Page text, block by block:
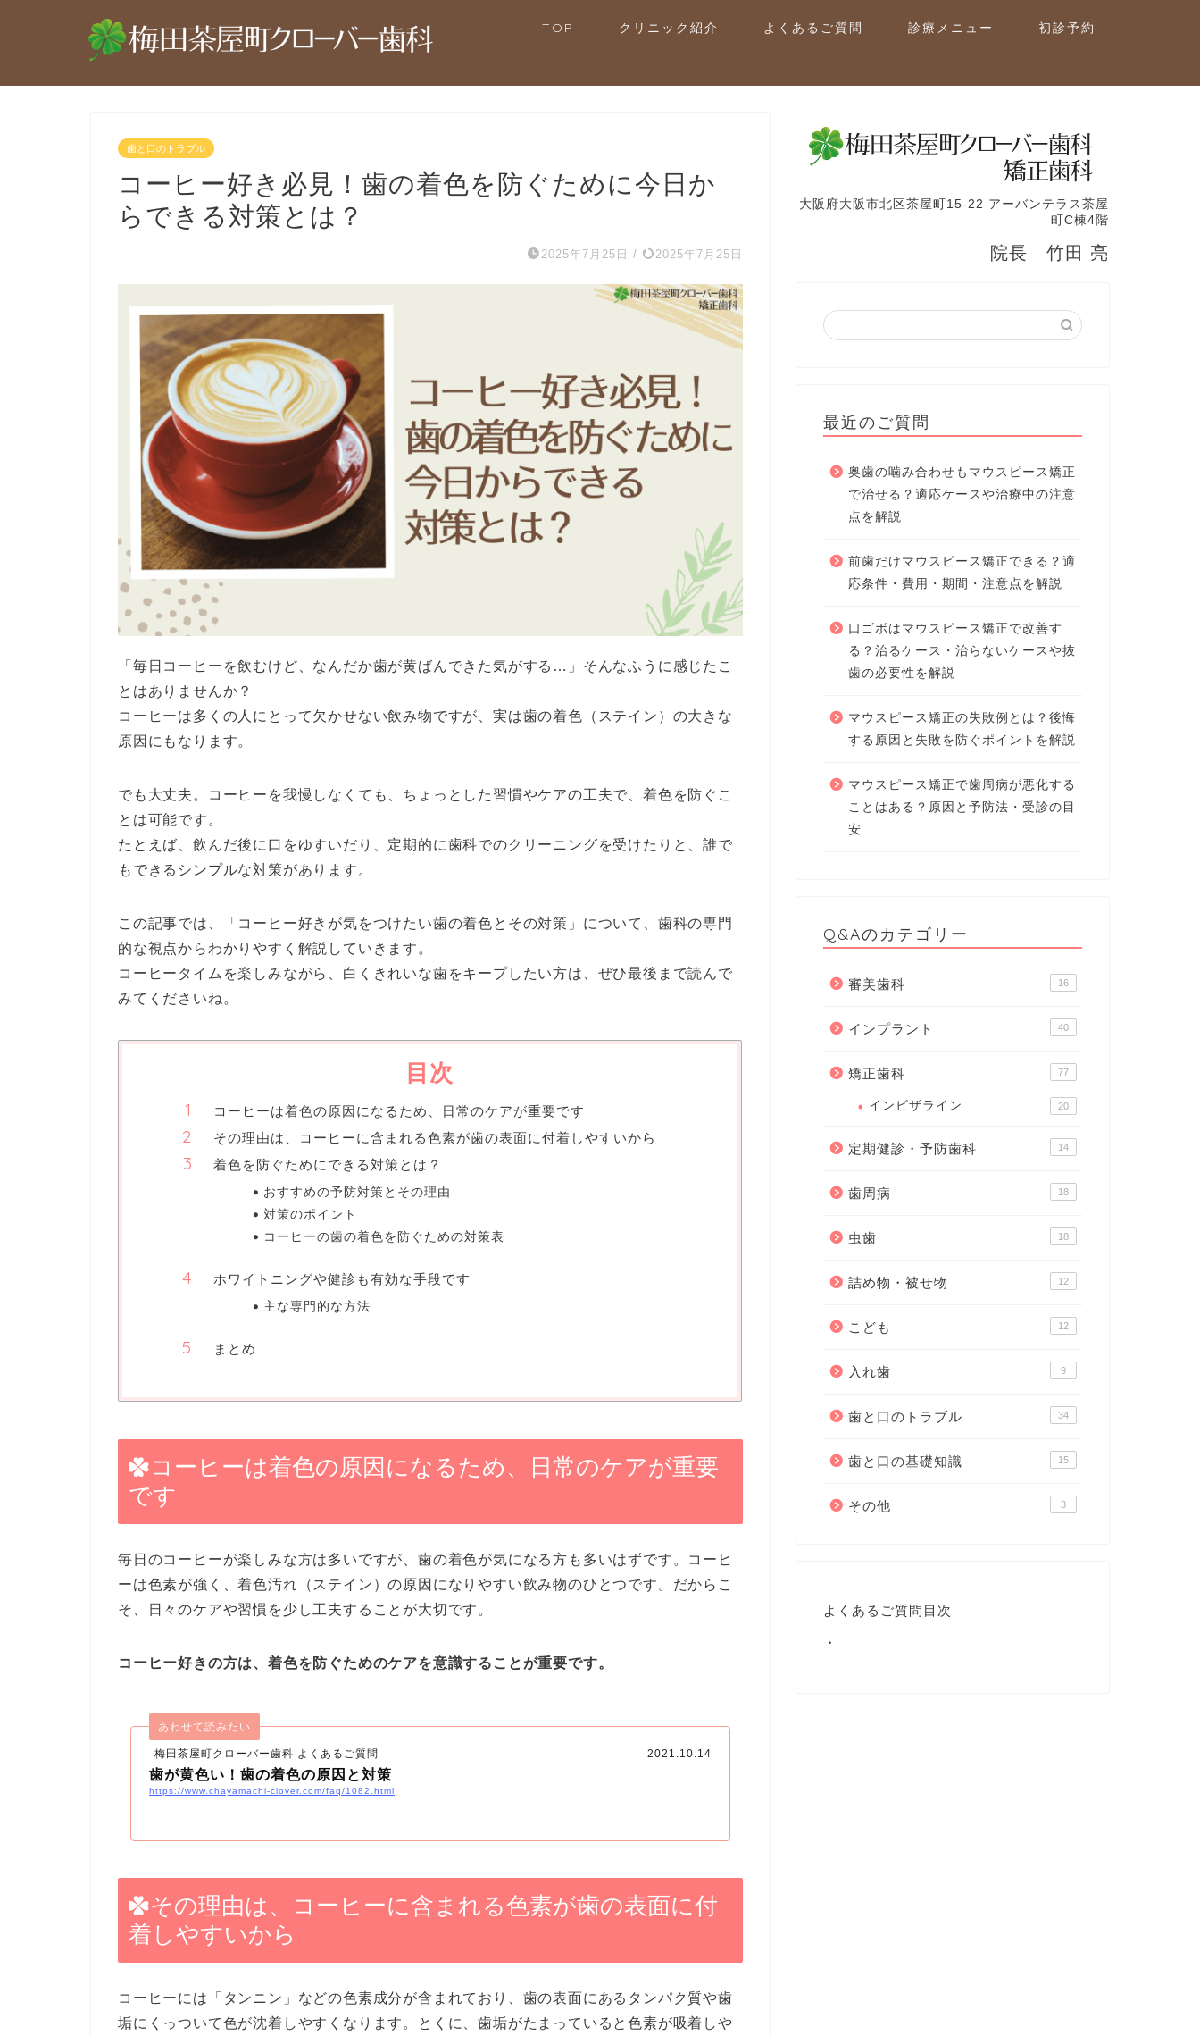
TOP クリニック紹介 よくあるご質問 診療メニュー 初診予約
歯と口のトラブル
コーヒー好き必見！歯の着色を防ぐために今日か
らできる対策とは？
2025年7月25日 / 2025年7月25日
「毎日コーヒーを飲むけど、なんだか歯が黄ばんできた気がする…」そんなふうに感じたこ
とはありませんか？
コーヒーは多くの人にとって欠かせない飲み物ですが、実は歯の着色（ステイン）の大きな
原因にもなります。
でも大丈夫。コーヒーを我慢しなくても、ちょっとした習慣やケアの工夫で、着色を防ぐこ
とは可能です。
たとえば、飲んだ後に口をゆすいだり、定期的に歯科でのクリーニングを受けたりと、誰で
もできるシンプルな対策があります。
この記事では、「コーヒー好きが気をつけたい歯の着色とその対策」について、歯科の専門
的な視点からわかりやすく解説していきます。
コーヒータイムを楽しみながら、白くきれいな歯をキープしたい方は、ぜひ最後まで読んで
みてくださいね。
目次
コーヒーは着色の原因になるため、日常のケアが重要です
その理由は、コーヒーに含まれる色素が歯の表面に付着しやすいから
着色を防ぐためにできる対策とは？
おすすめの予防対策とその理由
対策のポイント
コーヒーの歯の着色を防ぐための対策表
ホワイトニングや健診も有効な手段です
主な専門的な方法
まとめ
コーヒーは着色の原因になるため、日常のケアが重要
です
毎日のコーヒーが楽しみな方は多いですが、歯の着色が気になる方も多いはずです。コーヒ
ーは色素が強く、着色汚れ（ステイン）の原因になりやすい飲み物のひとつです。だからこ
そ、日々のケアや習慣を少し工夫することが大切です。
コーヒー好きの方は、着色を防ぐためのケアを意識することが重要です。
梅田茶屋町クローバー歯科 よくあるご質問
あわせて読みたい
2021.10.14
歯が黄色い！歯の着色の原因と対策
https://www.chayamachi-clover.com/faq/1082.html
その理由は、コーヒーに含まれる色素が歯の表面に付
着しやすいから
コーヒーには「タンニン」などの色素成分が含まれており、歯の表面にあるタンパク質や歯
垢にくっついて色が沈着しやすくなります。とくに、歯垢がたまっていると色素が吸着しや
大阪府大阪市北区茶屋町15-22 アーバンテラス茶屋
町C棟4階
院長 竹田 亮
最近のご質問
奥歯の噛み合わせもマウスピース矯正
で治せる？適応ケースや治療中の注意
点を解説
前歯だけマウスピース矯正できる？適
応条件・費用・期間・注意点を解説
口ゴボはマウスピース矯正で改善す
る？治るケース・治らないケースや抜
歯の必要性を解説
マウスピース矯正の失敗例とは？後悔
する原因と失敗を防ぐポイントを解説
マウスピース矯正で歯周病が悪化する
ことはある？原因と予防法・受診の目
安
Q&Aのカテゴリー
審美歯科 16
インプラント 40
矯正歯科 77
インビザライン 20
定期健診・予防歯科 14
歯周病 18
虫歯 18
詰め物・被せ物 12
こども 12
入れ歯 9
歯と口のトラブル 34
歯と口の基礎知識 15
その他 3
よくあるご質問目次
・